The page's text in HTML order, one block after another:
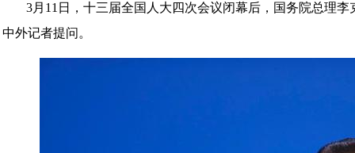
3月11日，十三届全国人大四次会议闭幕后，国务院总理
中外记者提问。